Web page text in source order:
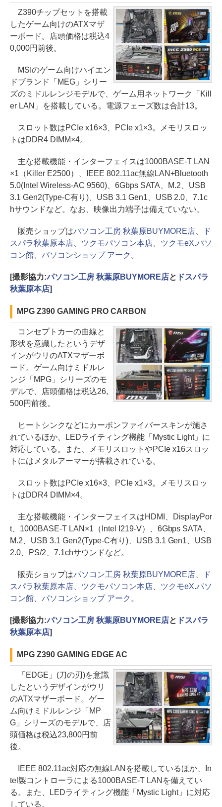
Z390チップセットを搭載
したゲーム向けのATXマザ
ーボード。店頭価格は税込4
0,000円前後。
MSIのゲーム向けハイエン
ドブランド「MEG」シリー
ズのミドルレンジモデルで、ゲーム用ネットワーク「Kill
er LAN」を搭載している。電源フェーズ数は合計13。
スロット数はPCIe x16×3、PCIe x1×3。メモリスロッ
トはDDR4 DIMM×4。
主な搭載機能・インターフェイスは1000BASE-T LAN
×1（Killer E2500）、IEEE 802.11ac無線LAN+Bluetooth
5.0(Intel Wireless-AC 9560)、6Gbps SATA、M.2、USB
3.1 Gen2(Type-C有り)、USB 3.1 Gen1、USB 2.0、7.1c
hサウンドなど。なお、映像出力端子は備えていない。
販売ショップはパソコン工房 秋葉原BUYMORE店、
ド
スパラ秋葉原本店、 ツクモパソコン本店、 ツクモeX.パソ
コン館、 パソコンショップ アーク 。
[撮影協力:パソコン工房 秋葉原BUYMORE店と ドスパラ
秋葉原本店]
MPG Z390 GAMING PRO CARBON
コンセプトカーの曲線と
形状を意識したというデザ
インがウリのATXマザーボ
ード。ゲーム向けミドルレ
ンジ「MPG」シリーズのモ
デルで、店頭価格は税込26,
500円前後。
ヒートシンクなどにカーボンファイバースキンが施さ
れているほか、LEDライティング機能「Mystic Light」に
対応している。また、メモリスロットやPCIe x16スロッ
トにはメタルアーマーが搭載されている。
スロット数はPCIe x16×3、PCIe x1×3。メモリスロッ
トはDDR4 DIMM×4。
主な搭載機能・インターフェイスはHDMI、DisplayPor
t、1000BASE-T LAN×1（Intel I219-V）、6Gbps SATA、
M.2、USB 3.1 Gen2(Type-C有り)、USB 3.1 Gen1、USB
2.0、PS/2、7.1chサウンドなど。
販売ショップはパソコン工房 秋葉原BUYMORE店、
ド
スパラ秋葉原本店、 ツクモパソコン本店、 ツクモeX.パソ
コン館、 パソコンショップ アーク 。
[撮影協力:パソコン工房 秋葉原BUYMORE店と ドスパラ
秋葉原本店]
MPG Z390 GAMING EDGE AC
「EDGE」(刀の刃)を意識
したというデザインがウリ
のATXマザーボード。ゲー
ム向けミドルレンジ「MP
G」シリーズのモデルで、店
頭価格は税込23,800円前
後。
IEEE 802.11ac対応の無線LANを搭載しているほか、In
tel製コントローラによる1000BASE-T LANを備えてい
る。また、LEDライティング機能「Mystic Light」に対応
している。